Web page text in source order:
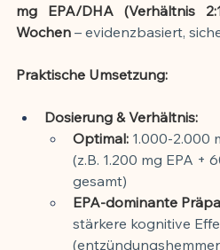
mg EPA/DHA (Verhältnis
Wochen – evidenzbasiert,
Praktische Umsetzung:
Dosierung & Verhältnis:
Optimal: 1.000-2.000
(z.B. 1.200 mg EPA +
gesamt)
EPA-dominante
stärkere kognitive